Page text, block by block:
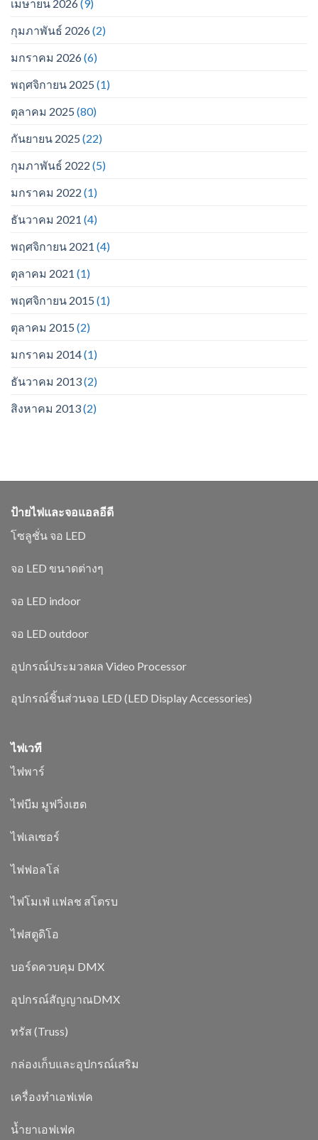
เมษายน 2026(9)
กุมภาพันธ์ 2026(2)
มกราคม 2026(6)
พฤศจิกายน 2025 (1)
ตุลาคม 2025 (80)
กันยายน 2025 (22)
กุมภาพันธ์ 2022 (5)
มกราคม 2022 (1)
ธันวาคม 2021 (4)
พฤศจิกายน 2021 (4)
ตุลาคม 2021 (1)
พฤศจิกายน 2015 (1)
ตุลาคม 2015 (2)
มกราคม 2014(1)
ธันวาคม 2013(2)
สิงหาคม 2013(2)
ป้ายไฟและจอแอลอีดี
โซลูชั่น จอ LED
จอ LED ขนาดต่างๆ
จอ LED indoor
จอ LED outdoor
อุปกรณ์ประมวลผล Video Processor
อุปกรณ์ชิ้นส่วนจอ LED (LED Display Accessories)
ไฟเวที
ไฟพาร์
ไฟบีม มูฟวิ่งเฮด
ไฟเลเซอร์
ไฟฟอลโล่
ไฟโมเฟ่ แฟลช สโตรบ
ไฟสตูดิโอ
บอร์ดควบคุม DMX
อุปกรณ์สัญญาณDMX
ทรัส (Truss)
กล่องเก็บและอุปกรณ์เสริม
เครื่องทำเอฟเฟค
น้ำยาเอฟเฟค